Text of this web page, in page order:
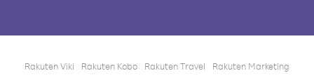
Rakuten Viki Rakuten Kobo Rakuten Travel Rakuten Marketing